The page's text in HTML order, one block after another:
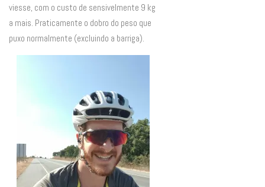
viesse, com o custo de sensivelmente 9 kg
a mais. Praticamente o dobro do peso que
puxo normalmente (excluindo a barriga).